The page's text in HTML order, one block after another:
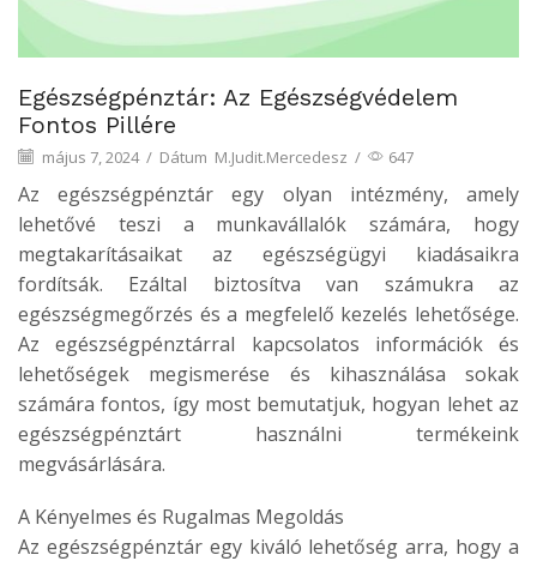
Egészségpénztár: Az Egészségvédelem
Fontos Pillére
május 7, 2024 / Dátum M.Judit.Mercedesz / 647
Az egészségpénztár egy olyan intézmény, amely
lehetővé teszi a munkavállalók számára, hogy
megtakarításaikat az egészségügyi kiadásaikra
fordítsák. Ezáltal biztosítva van számukra az
egészségmegőrzés és a megfelelő kezelés lehetősége.
Az egészségpénztárral kapcsolatos információk és
lehetőségek megismerése és kihasználása sokak
számára fontos, így most bemutatjuk, hogyan lehet az
egészségpénztárt használni termékeink
megvásárlására.
A Kényelmes és Rugalmas Megoldás
Az egészségpénztár egy kiváló lehetőség arra, hogy a